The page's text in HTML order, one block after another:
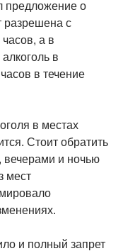
предложение о
разрешена с
а в
в
в течение
в местах
Стоит обратить
вечерами и ночью
мест
и полный запрет